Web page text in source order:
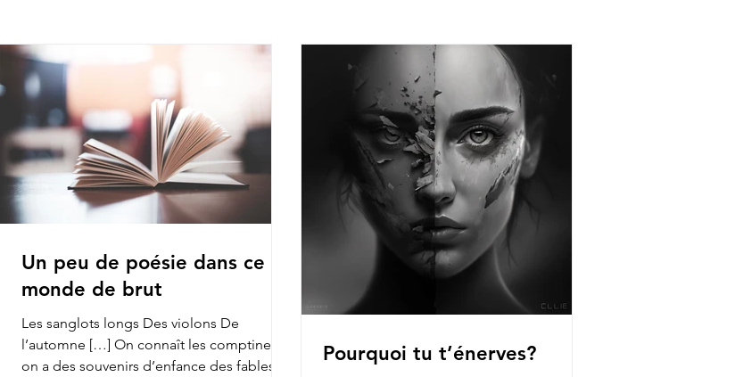
Un peu de poésie dans ce
monde de brut
Les sanglots longs Des violons De
l’automne […] On connaît les comptines,
on a des souvenirs d’enfance des fables
Pourquoi tu t’énerves?